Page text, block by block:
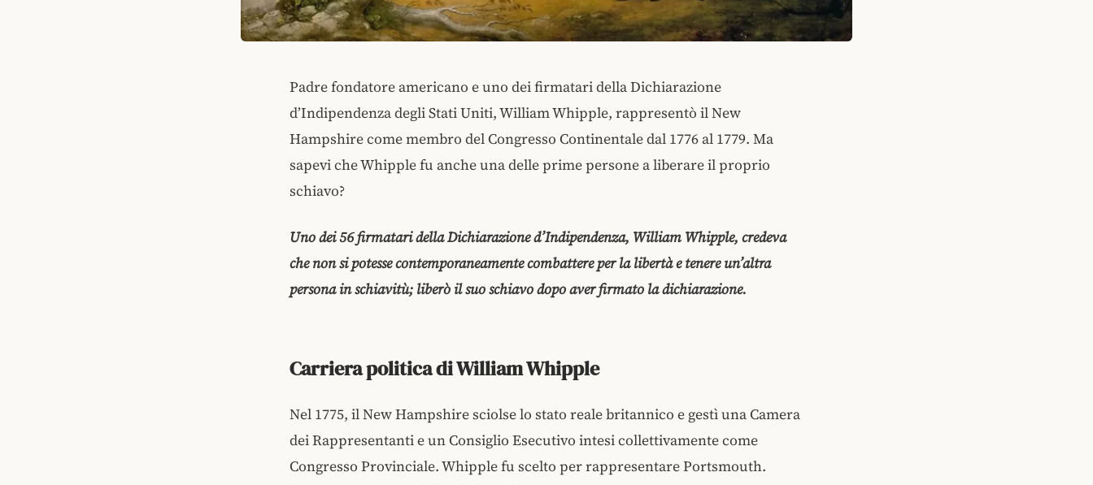
Padre fondatore americano e uno dei firmatari della Dichiarazione
d’Indipendenza degli Stati Uniti, William Whipple, rappresentò il New
Hampshire come membro del Congresso Continentale dal 1776 al 1779. Ma
sapevi che Whipple fu anche una delle prime persone a liberare il proprio
schiavo?
Uno dei 56 firmatari della Dichiarazione d’Indipendenza, William Whipple, credeva
che non si potesse contemporaneamente combattere per la libertà e tenere un’altra
persona in schiavitù; liberò il suo schiavo dopo aver firmato la dichiarazione.
Carriera politica di William Whipple
Nel 1775, il New Hampshire sciolse lo stato reale britannico e gestì una Camera
dei Rappresentanti e un Consiglio Esecutivo intesi collettivamente come
Congresso Provinciale. Whipple fu scelto per rappresentare Portsmouth.